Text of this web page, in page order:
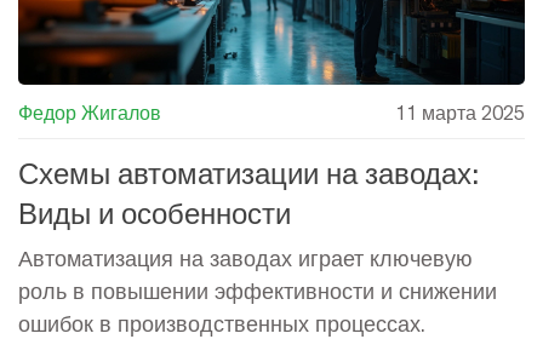
Федор Жигалов 11 марта 2025
Схемы автоматизации на заводах:
Виды и особенности
Автоматизация на заводах играет ключевую
роль в повышении эффективности и снижении
ошибок в производственных процессах.